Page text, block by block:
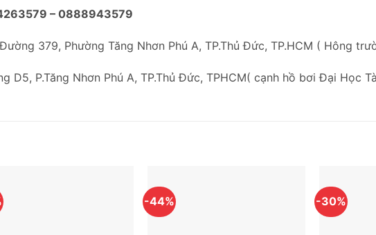
–0888943579
379, Phường Tăng Nhơn Phú A, TP.Thủ Đức, TP.HCM ( Hông
D5, P.Tăng Nhơn Phú A, TP.Thủ Đức, TPHCM( cạnh hồ bơi Đại Học
-44% -30%